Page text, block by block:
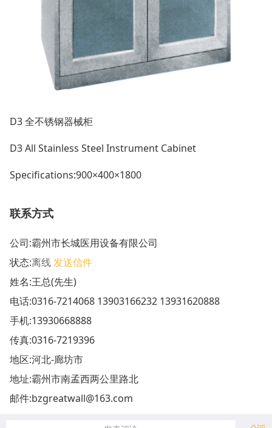
D3 全不锈钢器械柜
D3All Stainless Steel Instrument Cabinet
Specifications:900×400×1800
联系方式
公司:霸州市长城医用设备有限公司
状态:离线发送信件
姓名:王总(先生)
电话:0316-7214068 13903166232 13931620888
手机:13930668888
传真:0316-7219396
地区:河北-廊坊市
地址:霸州市南孟西两公里路北
邮件:bzgreatwall@163.com